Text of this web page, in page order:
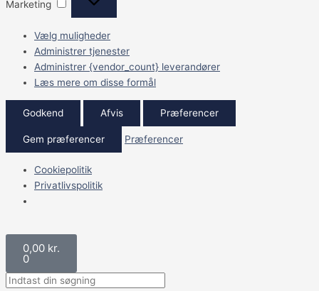
Marketing
Vælg muligheder
Administrer tjenester
Administrer {vendor_count} leverandører
Læs mere om disse formål
Godkend Afvis Præferencer
Gem præferencer Præferencer
Cookiepolitik
Privatlivspolitik
0,00 kr.
0
Kurv